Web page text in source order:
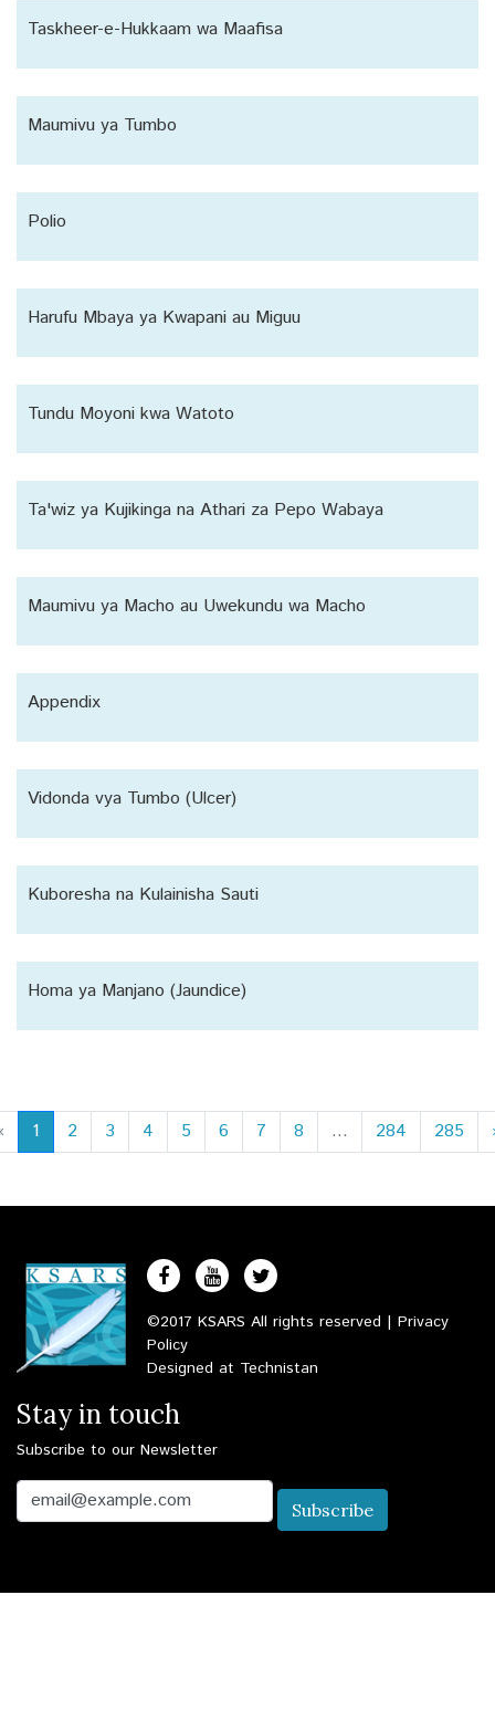
Taskheer-e-Hukkaam wa Maafisa
Maumivu ya Tumbo
Polio
Harufu Mbaya ya Kwapani au Miguu
Tundu Moyoni kwa Watoto
Ta'wiz ya Kujikinga na Athari za Pepo Wabaya
Maumivu ya Macho au Uwekundu wa Macho
Appendix
Vidonda vya Tumbo (Ulcer)
Kuboresha na Kulainisha Sauti
Homa ya Manjano (Jaundice)
1 2 3 4 5 6 7 8 ... 284 285
©2017 KSARS All rights reserved | Privacy
Policy
Designed at Technistan
Stay in touch
Subscribe to our Newsletter
Email
Subscribe